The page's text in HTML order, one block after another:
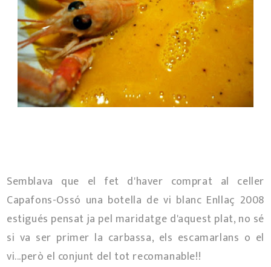
Semblava que el fet d'haver comprat al celler
Capafons-Ossó una botella de vi blanc Enllaç 2008
estigués pensat ja pel maridatge d'aquest plat, no sé
si va ser primer la carbassa, els escamarlans o el
vi...però el conjunt del tot recomanable!!